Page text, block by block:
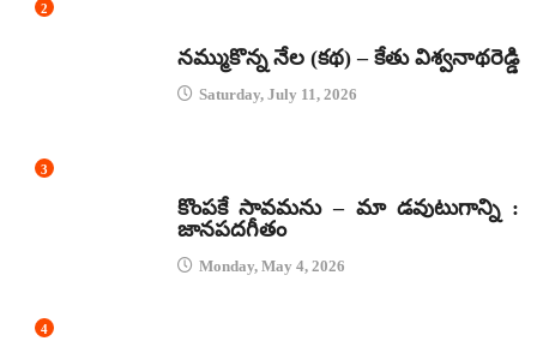
2
నమ్ముకొన్న నేల (కథ) – కేతు విశ్వనాథరెడ్డి
Saturday, July 11, 2026
3
కొంపకే సావమను – మా డవుటుగాన్ని :
జానపదగీతం
Monday, May 4, 2026
4